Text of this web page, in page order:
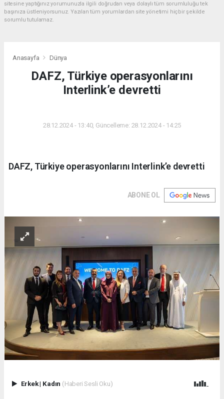
sitesine yaptığınız yorumunuzla ilgili doğrudan veya dolaylı tüm sorumluluğu tek
başınıza üstleniyorsunuz. Yazılan tüm yorumlardan site yönetimi hiçbir şekilde
sorumlu tutulamaz.
Anasayfa Dünya
DAFZ, Türkiye operasyonlarını
Interlink’e devretti
28.12.2024 - 13:40, Güncelleme: 28.12.2024 - 14:25
DAFZ, Türkiye operasyonlarını Interlink’e devretti
ABONE OL
Erkek| Kadın (Haberi Sesli Oku)